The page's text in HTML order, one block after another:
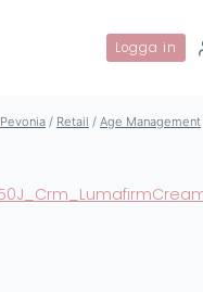
Logga in
Pevonia / Retail / Age Management